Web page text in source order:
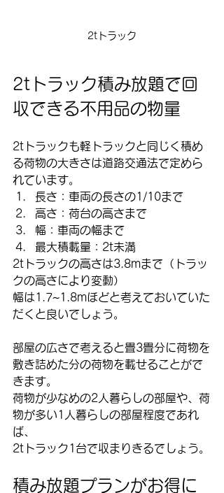
2tトラック
2tトラック積み放題で回
収できる不用品の物量
2tトラックも軽トラックと同じく積め
る荷物の大きさは道路交通法で定めら
れています。
長さ：車両の長さの1/10まで
高さ：荷台の高さまで
幅：車両の幅まで
最大積載量：2t未満
2tトラックの高さは3.8mまで（トラッ
クの高さにより変動）
幅は1.7~1.8mほどと考えておいていた
だくと良いでしょう。
部屋の広さで考えると畳3畳分に荷物を
敷き詰めた分の荷物を載せることがで
きます。
荷物が少なめの2人暮らしの部屋や、荷
物が多い1人暮らしの部屋程度であれ
ば、
2tトラック1台で収まりきるでしょう。
積み放題プランがお得に